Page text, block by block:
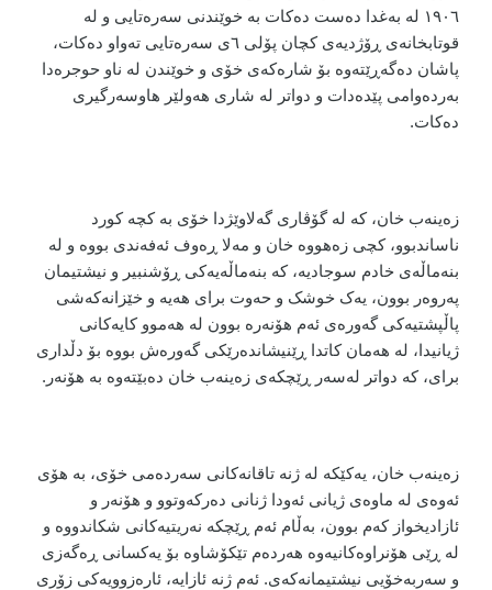
١٩٠٦ لە بەغدا دەست دەکات بە خوێندنی سەرەتایی و لە
قوتابخانەی ڕۆژدیەی کچان پۆلی ٦ی سەرەتایی تەواو دەکات،
پاشان دەگەڕێتەوە بۆ شارەکەی خۆی و خوێندن لە ناو حوجرەدا
بەردەوامی پێدەدات و دواتر لە شاری هەولێر هاوسەرگیری
دەکات.
زەینەب خان، کە لە گۆڤاری گەلاوێژدا خۆی بە کچە کورد
ناساندبوو، کچی زەهووە خان و مەلا ڕەوف ئەفەندی بووە و لە
بنەماڵەی خادم سوجادیە، کە بنەماڵەیەکی ڕۆشنبیر و نیشتیمان
پەروەر بوون، یەک خوشک و حەوت برای هەیە و خێزانەکەشی
پاڵپشتیەکی گەورەی ئەم هۆنەرە بوون لە هەموو کایەکانی
ژیانیدا، لە هەمان کاتدا ڕێنیشاندەرێکی گەورەش بووە بۆ دڵداری
برای، کە دواتر لەسەر ڕێچکەی زەینەب خان دەبێتەوە بە هۆنەر .
زەینەب خان، یەکێکە لە ژنە تاقانەکانی سەردەمی خۆی، بە هۆی
ئەوەی لە ماوەی ژیانی ئەودا ژنانی دەرکەوتوو و هۆنەر و
ئازادیخواز کەم بوون، بەڵام ئەم ڕێچکە نەریتیەکانی شکاندووە و
لە ڕێی هۆنراوەکانیەوە هەردەم تێکۆشاوە بۆ یەکسانی ڕەگەزی
و سەربەخۆیی نیشتیمانەکەی. ئەم ژنە ئازایە، ئارەزوویەکی زۆری